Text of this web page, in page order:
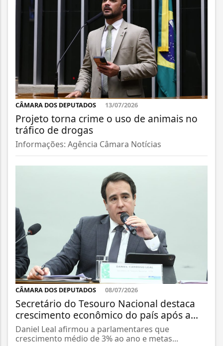
CÂMARA DOS DEPUTADOS 13/07/2026
Projeto torna crime o uso de animais no
tráfico de drogas
Informações: Agência Câmara Notícias
CÂMARA DOS DEPUTADOS 08/07/2026
Secretário do Tesouro Nacional destaca
crescimento econômico do país após a...
Daniel Leal afirmou a parlamentares que
crescimento médio de 3% ao ano e metas...